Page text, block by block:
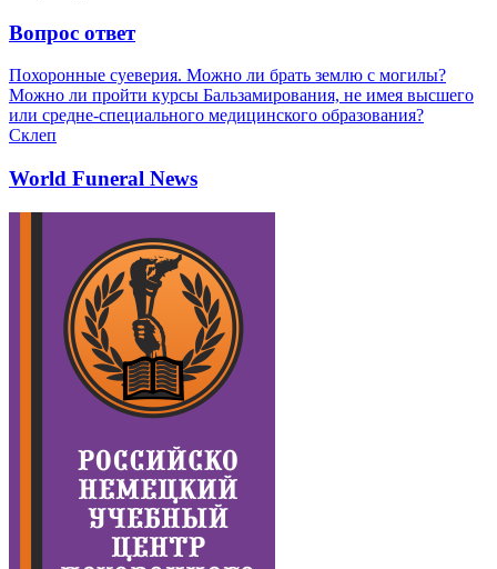
Вопрос ответ
Похоронные суеверия. Можно ли брать землю с могилы?
Можно ли пройти курсы Бальзамирования, не имея высшего
или средне-специального медицинского образования?
Склеп
World Funeral News